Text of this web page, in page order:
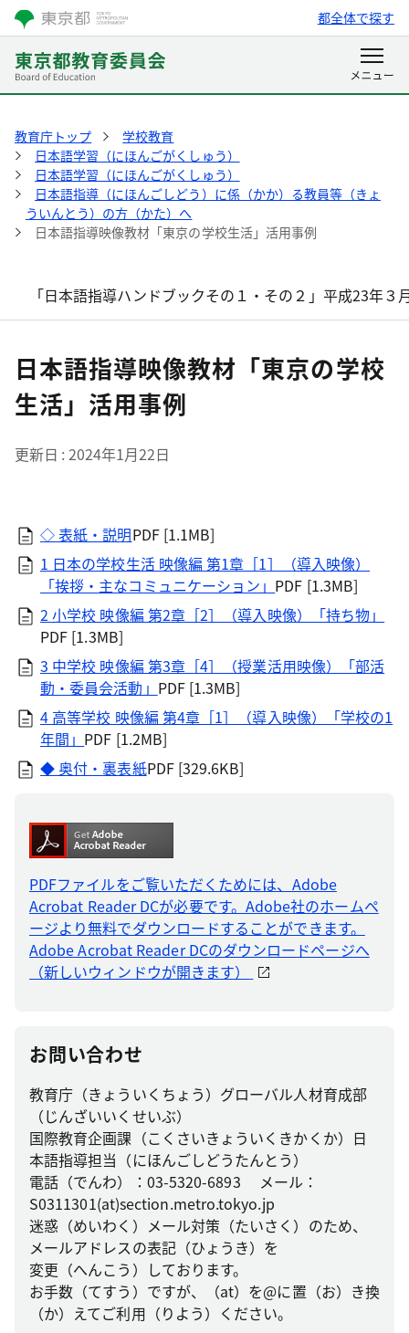
都全体で探す
教育庁トップ
学校教育
日本語学習（にほんごがくしゅう）
日本語学習（にほんごがくしゅう）
日本語指導（にほんごしどう）に係（かか）る教員等（きょ
ういんとう）の方（かた）へ
日本語指導映像教材「東京の学校生活」活用事例
「日本語指導ハンドブックその１・その２」平成23年３
日本語指導映像教材「東京の学校
生活」活用事例
更新日 2024年1月22日
◇ 表紙・説明PDF [1.1MB]
1 日本の学校生活 映像編 第1章［1］（導入映像）
「挨拶・主なコミュニケーション」 PDF [1.3MB]
2 小学校 映像編 第2章［2］（導入映像）「持ち物」
PDF [1.3MB]
3 中学校 映像編 第3章［4］（授業活用映像）「部活
動・委員会活動」 PDF [1.3MB]
4 高等学校 映像編 第4章［1］（導入映像）「学校の1
年間」 PDF [1.2MB]
◆ 奥付・裏表紙PDF [329.6KB]
PDFファイルをご覧いただくためには、Adobe
Acrobat Reader DCが必要です。Adobe社のホームペ
ージより無料でダウンロードすることができます。
Adobe Acrobat Reader DCのダウンロードページへ
（新しいウィンドウが開きます）
お問い合わせ
教育庁（きょういくちょう）グローバル人材育成部
（じんざいいくせいぶ）
国際教育企画課（こくさいきょういくきかくか）日
本語指導担当（にほんごしどうたんとう）
電話（でんわ）：03-5320-6893 メール：
S0311301(at)section.metro.tokyo.jp
迷惑（めいわく）メール対策（たいさく）のため、
メールアドレスの表記（ひょうき）を
変更（へんこう）しております。
お手数（てすう）ですが、（at）を@に置（お）き換
（か）えてご利用（りよう）ください。